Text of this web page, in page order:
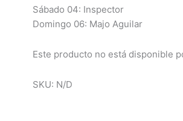
Sábado 04: Inspector
Domingo 06: Majo Aguilar
Este producto no está disponible
SKU: N/D